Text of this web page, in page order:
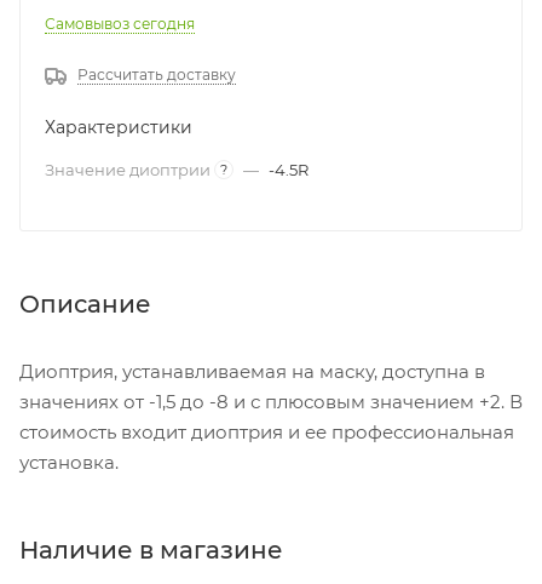
Самовывоз сегодня
Рассчитать доставку
Характеристики
Значение диоптрии ? — -4.5R
Описание
Диоптрия, устанавливаемая на маску, доступна в
значениях от -1,5 до -8 и с плюсовым значением +2. В
стоимость входит диоптрия и ее профессиональная
установка.
Наличие в магазине